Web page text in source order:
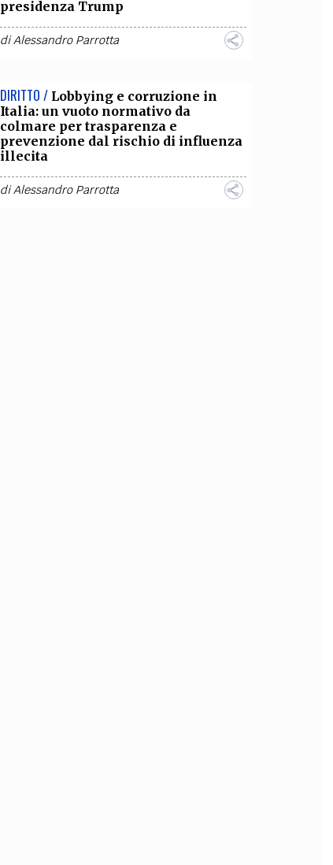
presidenza Trump
diAlessandro Parrotta
DIRITTO / Lobbying e corruzione in
Italia: un vuoto normativo da
colmare per trasparenza e
prevenzione dal rischio di influenza
illecita
diAlessandro Parrotta